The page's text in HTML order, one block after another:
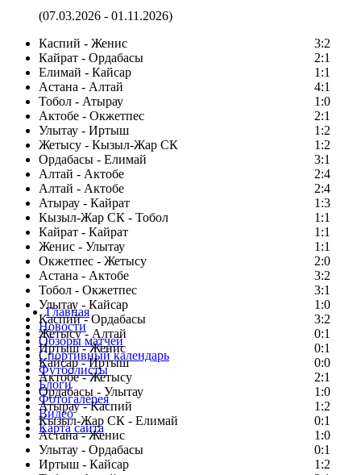
(07.03.2026 - 01.11.2026)
Каспий - Женис
3:2
Кайрат - Ордабасы
2:1
Елимай - Кайсар
1:1
Астана - Алтай
4:1
Тобол - Атырау
1:0
Актобе - Окжетпес
2:1
Улытау - Иртыш
1:2
Жетысу - Кызыл-Жар СК
1:2
Ордабасы - Елимай
3:1
Алтай - Актобе
2:4
Алтай - Актобе
2:4
Атырау - Кайрат
1:3
Кызыл-Жар СК - Тобол
1:1
Кайрат - Кайрат
1:1
Женис - Улытау
1:1
Окжетпес - Жетысу
2:0
Астана - Актобе
3:2
Тобол - Окжетпес
3:1
Улытау - Кайсар
1:0
Каспий - Ордабасы
3:2
Жетысу - Алтай
0:1
Иртыш - Женис
0:1
Кайсар - Иртыш
0:0
Актобе - Жетысу
2:1
Ордабасы - Улытау
1:0
Атырау - Каспий
1:2
Кызыл-Жар СК - Елимай
0:1
Астана - Женис
1:0
Улытау - Ордабасы
0:1
Иртыш - Кайсар
1:2
Главная
Новости
Обзоры матчей
Спортивный календарь
Футболисты
Блоги
Фотогалерея
Видео
Карта сайта